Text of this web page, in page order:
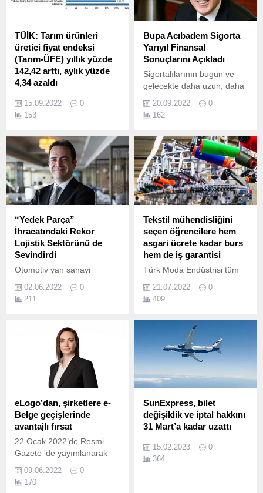
TÜİK: Tarım ürünleri
üretici fiyat endeksi
(Tarım-ÜFE) yıllık yüzde
142,42 arttı, aylık yüzde
4,34 azaldı
2022 yılı Ağustos ayında bir
önceki aya göre 4,34 azalış,
göre 99,72, bir önceki yılın
aynı ayına göre 142,42 ve
on iki aylık ortalamalara
göre 89,02 artış gerçekleşti.
15.09.2022
0
153
Bupa Acıbadem Sigorta
Yarıyıl Finansal
Sonuçlarını Açıkladı
Sigortalılarının bugün ve
gelecekte daha uzun, daha
yaşamalarına yardımcı
olmak ve daha iyi bir dünya
hizmet veren Bupa
Acıbadem Sigorta, 2022 ilk
yarıyıl sonuçlarını açıkladı.
20.09.2022
0
162
“Yedek Parça”
İhracatındaki Rekor
Lojistik Sektörünü de
Sevindirdi
Otomotiv yan sanayi
milyar dolar ile rekor kırdı.
02.06.2022
0
211
Tekstil mühendisliğini
seçen öğrencilere hem
asgari ücrete kadar burs
hem de iş garantisi
Türk Moda Endüstrisi tüm
önüne serdi Tekstil
mühendisliğini seçen
ücrete kadar burs hem de iş
garantisi Tekstil
Mühendisleri mezun
olmadan önce işe başlıyor
...
21.07.2022
0
409
eLogo’dan, şirketlere e-
Belge geçişlerinde
avantajlı fırsat
22 Ocak 2022’de Resmi
Gazete ’de yayımlanarak
ile e-Fatura, e-Arşiv Fatura
ve e-İrsaliye zorunluluğunun
09.06.2022
0
170
SunExpress, bilet
değişiklik ve iptal hakkını
31 Mart’a kadar uzattı
15.02.2023
0
364